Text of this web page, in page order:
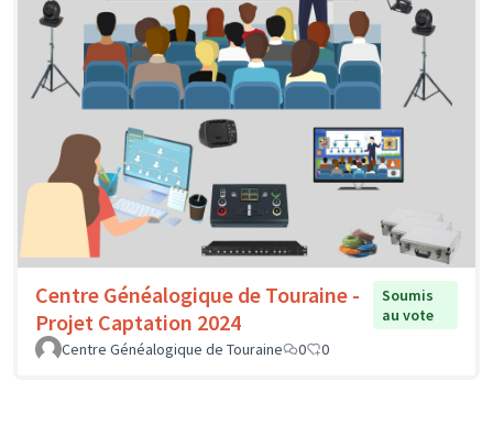
Centre Généalogique de Touraine -
Projet Captation 2024
Soumis
au vote
Centre Généalogique de Touraine
0 0